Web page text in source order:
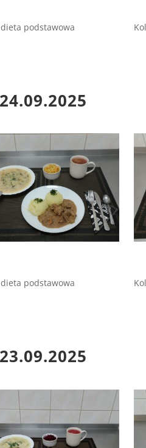
podstawowa
24.09.2025
podstawowa
23.09.2025